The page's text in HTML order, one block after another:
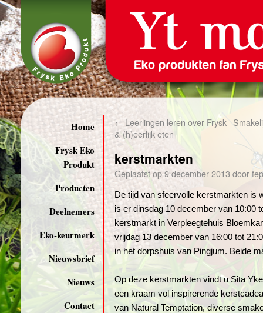
Home
Frysk Eko
Produkt
Producten
Deelnemers
Eko-keurmerk
Nieuwsbrief
Nieuws
Contact
← Leerlingen leren over Frysk
& (h)eerlijk eten
kerstmarkten
Geplaatst op9 december 2013 doorfep
De tijd van sfeervolle kerstmarkten is
is er dinsdag 10 december van 10:00
kerstmarkt in Verpleegtehuis
vrijdag 13 december van 16:00 tot
in het dorpshuis van Pingjum. Beide
Op deze kerstmarkten vindt u Sita
een kraam vol inspirerende
van Natural Temptation, diverse